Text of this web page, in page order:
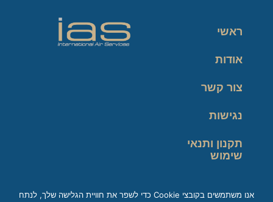
ראשי
אודות
צור קשר
נגישות
תקנון ותנאי
שימוש
אנו משתמשים בקובצי Cookie כדי לשפר את חוויית הגלישה שלך, לנתח